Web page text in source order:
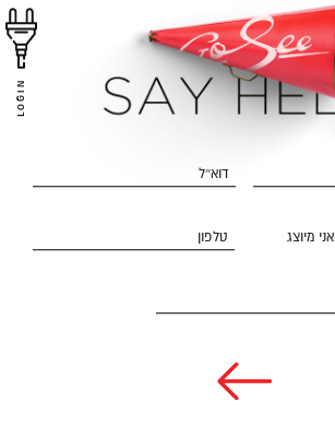
LOGIN
דוא״ל
אני מיוצג טלפון